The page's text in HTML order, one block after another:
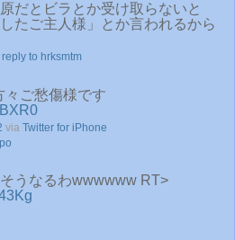
だとビラとか受け取らないと
したご主人様」とか言われるから
to hrksmtm
々ご愁傷様です
via Twitter for iPhone
うなるわwwwwww RT>